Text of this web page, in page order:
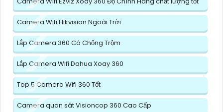
Camera Wifi Hikvision Ngoài Trời
Lắp Camera 360 Có Chống Trộm
Lắp Camera Wifi Dahua Xoay 360
Top 5 Camera Wifi 360 Tốt
Camera quan sát Visioncop 360 Cao Cấp